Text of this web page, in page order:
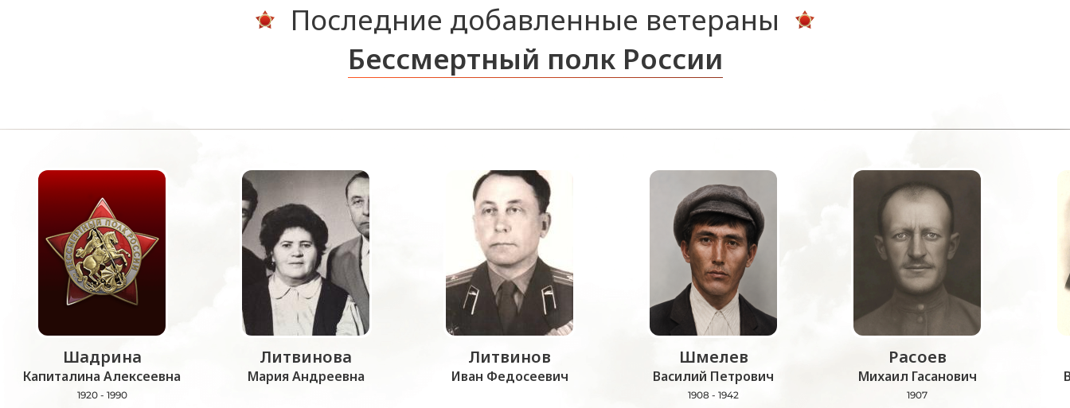
Последние добавленные ветераны
Бессмертный полк России
Шадрина
Капиталина Алексеевна
1920 - 1990
Литвинова
Мария Андреевна
Литвинов
Иван Федосеевич
Шмелев
Василий Петрович
1908 - 1942
Расоев
Михаил Гасанович
1907